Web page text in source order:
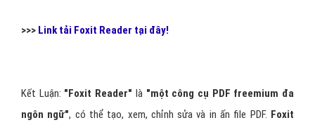
>>> Link tải Foxit Reader tại đây!
Kết Luận: "Foxit Reader" là"một công cụ PDF freemium đa
ngôn ngữ", có thể tạo, xem, chỉnh sửa và in ấn file PDF. Foxit